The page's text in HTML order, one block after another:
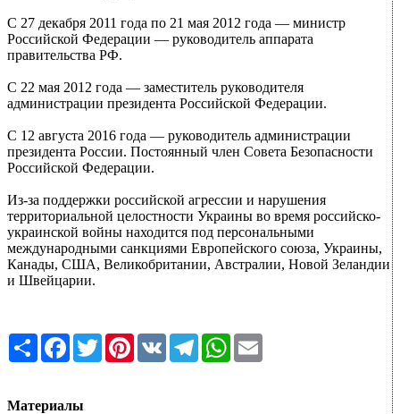
С 27 декабря 2011 года по 21 мая 2012 года — министр
Российской Федерации — руководитель аппарата
правительства РФ.
С 22 мая 2012 года — заместитель руководителя
администрации президента Российской Федерации.
С 12 августа 2016 года — руководитель администрации
президента России. Постоянный член Совета Безопасности
Российской Федерации.
Из-за поддержки российской агрессии и нарушения
территориальной целостности Украины во время российско-
украинской войны находится под персональными
международными санкциями Европейского союза, Украины,
Канады, США, Великобритании, Австралии, Новой Зеландии
и Швейцарии.
Share Facebook
TwitterPinterest
VK TelegramWhatsApp
Материалы